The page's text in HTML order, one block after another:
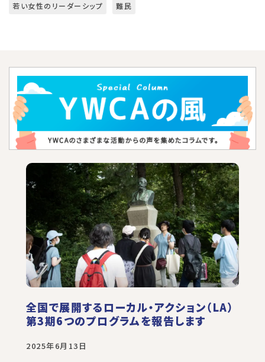
若い女性のリーダーシップ 難民
全国で展開するローカル・アクション（LA）
第3期6つのプログラムを報告します
2025年6月13日